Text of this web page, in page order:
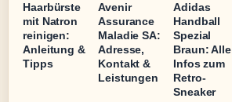
Haarbürste
mit Natron
reinigen:
Anleitung &
Tipps
Avenir
Assurance
Maladie SA:
Adresse,
Kontakt &
Leistungen
Adidas
Handball
Spezial
Braun: Alle
Infos zum
Retro-
Sneaker